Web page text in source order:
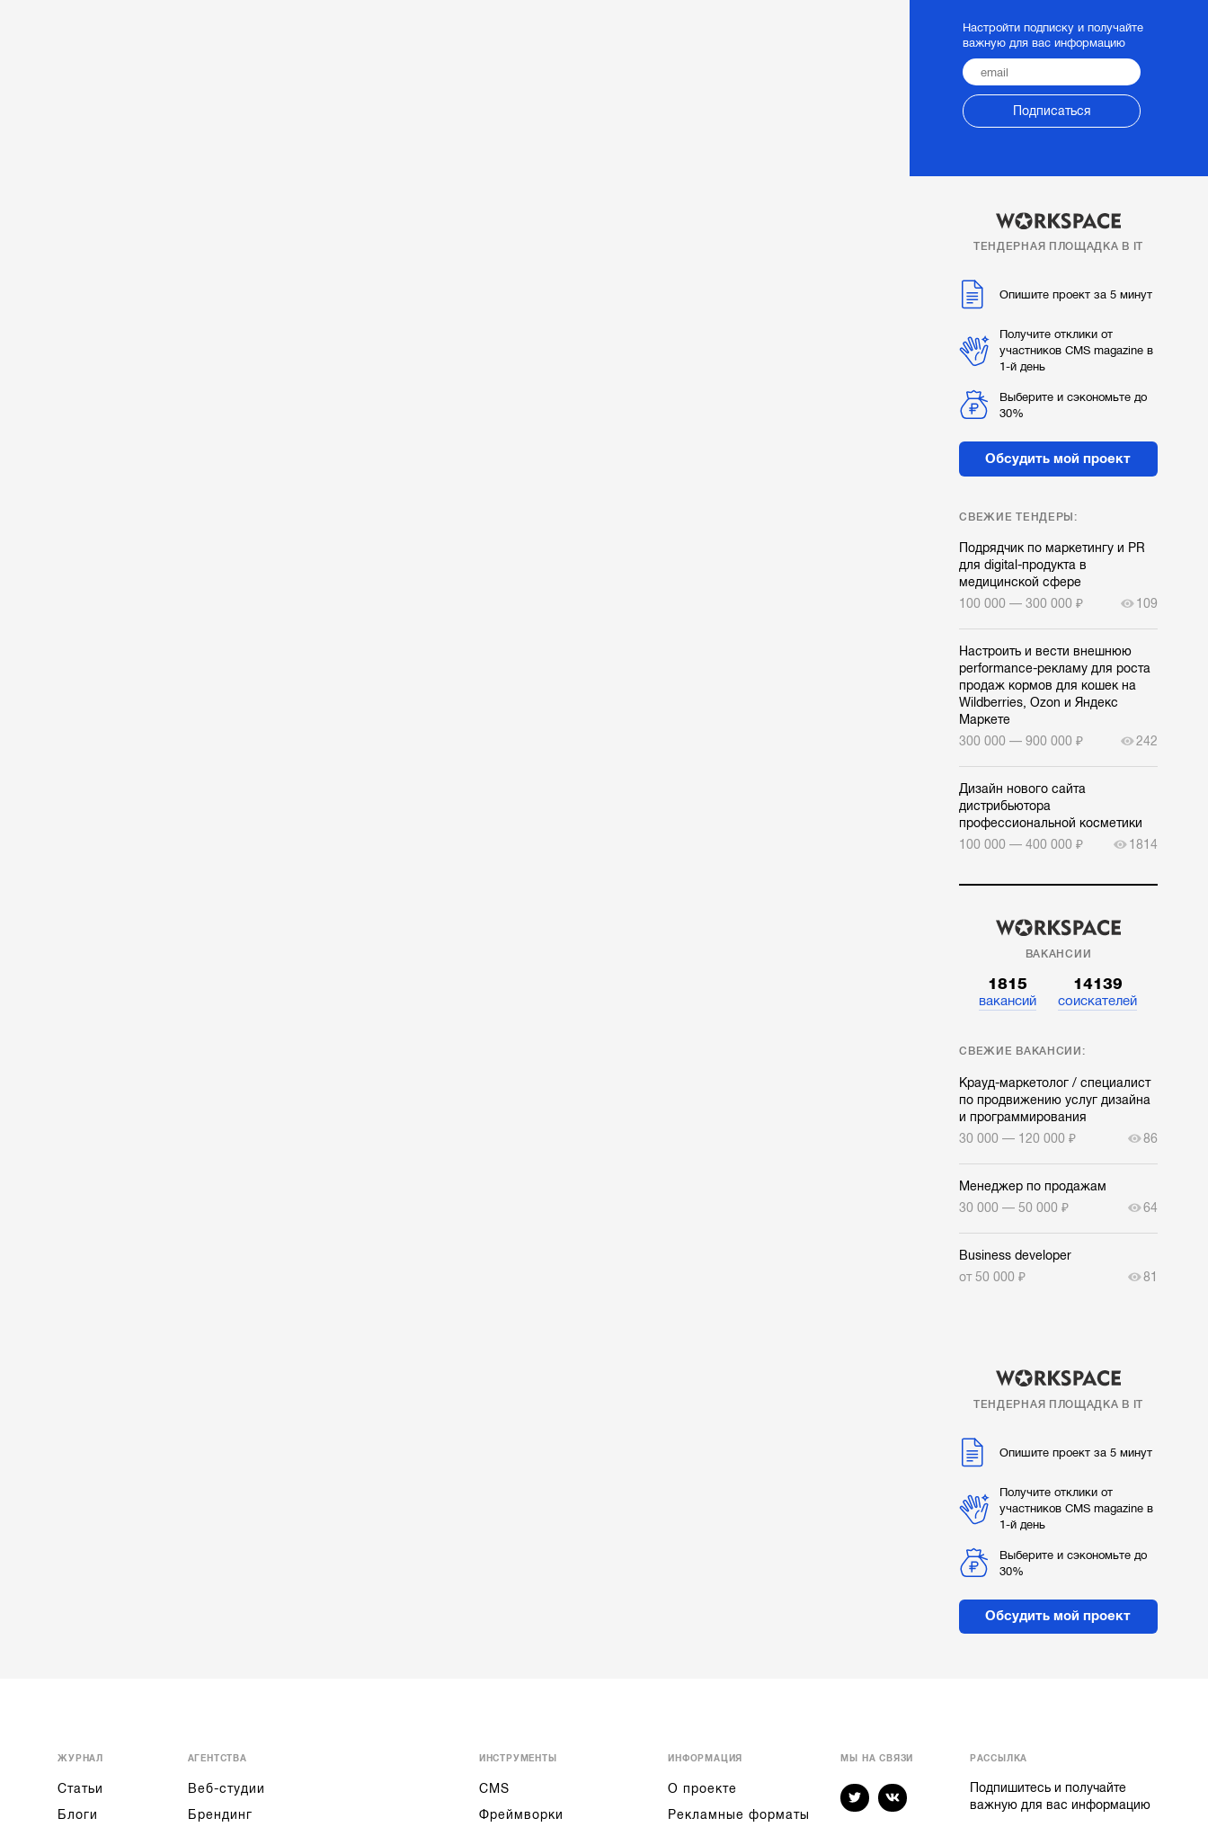
Настройти подписку и получайте
важную для вас информацию
Подписаться
ТЕНДЕРНАЯ ПЛОЩАДКА В IT
Опишите проект за 5 минут
Получите отклики от
участников CMS magazine в
1-й день
Выберите и сэкономьте до
30%
Обсудить мой проект
СВЕЖИЕ ТЕНДЕРЫ:
Подрядчик по маркетингу и PR
для digital-продукта в
медицинской сфере
100 000 — 300 000 ₽
109
Настроить и вести внешнюю
performance-рекламу для роста
продаж кормов для кошек на
Wildberries, Ozon и Яндекс
Маркете
300 000 — 900 000 ₽
242
Дизайн нового сайта
дистрибьютора
профессиональной косметики
100 000 — 400 000 ₽
1814
ВАКАНСИИ
1815
вакансий
14139
соискателей
СВЕЖИЕ ВАКАНСИИ:
Крауд-маркетолог / специалист
по продвижению услуг дизайна
и программирования
30 000 — 120 000 ₽
86
Менеджер по продажам
30 000 — 50 000 ₽
64
Business developer
от 50 000 ₽
81
ТЕНДЕРНАЯ ПЛОЩАДКА В IT
Опишите проект за 5 минут
Получите отклики от
участников CMS magazine в
1-й день
Выберите и сэкономьте до
30%
Обсудить мой проект
ЖУРНАЛ
Статьи
Блоги
АГЕНТСТВА
Веб-студии
Брендинг
ИНСТРУМЕНТЫ
CMS
Фреймворки
ИНФОРМАЦИЯ
О проекте
Рекламные форматы
МЫ НА СВЯЗИ РАССЫЛКА
Подпишитесь и получайте
важную для вас информацию